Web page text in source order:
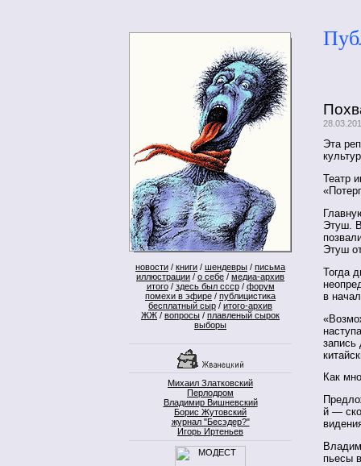
новости / книги / шендевры / письма
иллюстрации / о себе / медиа-архив
итого/ здесь был ссср/ форум
помехи в эфире / публицистика
бесплатный сыр / итого-архив
ЖЖ / вопросы / плавленый сырок
выборы
Михаил Златковский
Перлодром
Владимир Вишневский
Борис Жутовский
журнал "Бесэдер?"
Игорь Иртеньев
Эта
Театр
Этуш.
Этуш
Тогда
в
запись
Как
й —
пьесы